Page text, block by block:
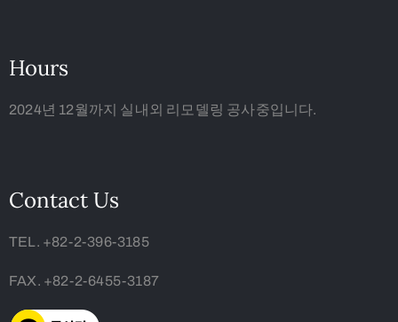
Hours
2024년 12월까지 실내외 리모델링 공사중입니다.
Contact Us
TEL. +82-2-396-3185
FAX. +82-2-6455-3187